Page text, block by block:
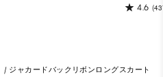
4.6
/ ジャカードバックリボンロングスカート